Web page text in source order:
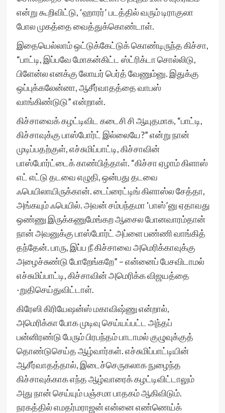
என்று கூறிவிட்டு, ‘ஹாரர்’ படத்தில் வரும் டிராகுலா
போல முகத்தை வைத்துக்கொண்டாள்.
இதையெல்லாம் ஒட்டுக்கேட்டுக் கொண்டிருந்த கிச்சா,
“பாட்டி, இப்பவே மோகன்கிட்ட ஸ்ட்ரிக்டா சொல்லிடு,
பிளேன்ல எனக்கு லோயர் பெர்த் வேணும்னு. இதுக்கு
ஒப்புக்கலேன்னா, ஆசீர்வாதத்தை வாபஸ்
வாங்கிண்டுடு” என்றான்.
கிச்சாவைக் கழட்டிவிட கடைசி சி ஆயுதமாக, “பாட்டி,
கிச்சாவுக்கு பாஸ்போர்ட் இல்லையே?” என்று நான்
முடிப்பதற்குள், எச்சுமிப்பாட்டி, கிச்சாவின்
பாஸ்போர்ட்டைக் காண்பித்தாள். “கிச்சா ஏழாம் கிளாஸ்
எட் எட்டு தடவை எழுதி, ஒன்பது தடவை
ஃபெயிலாயிருக்கான். டைப்ரைட்டிங் கிளாஸ்ல சேத்தா,
அங்கயும் ஃபெயில். அவன் சம்பந்தமா ‘பாஸ்’னு ஏதாவது
ஒண்ணு இருக்கணுமேங்கற ஆசைல போனவாரம்தான்
நான் அவனுக்கு பாஸ்போர்ட் அப்ளை பண்ணி வாங்கித்
தந்தேன். பாரு, இப்ப நீ கிச்சாவை அமெரிக்காவுக்கு
அழைச்சுண்டு போறேங்கறே” – என்னைப் பேசவிடாமல்
எச்சுமிப்பாட்டி, கிச்சாவின் அமெரிக்க விஜயத்தை
-றுதிசெய்துவிட்டாள்.
கிரேஸி கிரியேஷன்ஸ் மகாவிஷ்ணு என்றால்,
அமெரிக்கா போக முடிவு செய்யப்பட்ட அந்தப்
பன்னிரண்டு பேரும் பிரபந்தம் பாடாமல் குழுவுக்குத்
தொண்டுசெய்த ஆழ்வார்கள். எச்சுமிப்பாட்டியின்
ஆசீர்வாதத்தால், இடைச்செருகலாக நுழைந்த
கிச்சாவுக்காக எந்த ஆழ்வாரைக் கழட்டிவிட்டாலும்
அது நான் செய்யும் பஞ்சமா பாதகம் ஆகிவிடும்.
நரகத்தில் எமதர்மராஜன் என்னை எண்ணெய்க்